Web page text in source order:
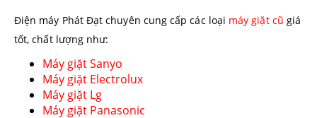
Điện máy Phát Đạt chuyên cung cấp các loại máy giặt cũ giá
tốt, chất lượng như:
Máy giặt Sanyo
Máy giặt Electrolux
Máy giặt Lg
Máy giặt Panasonic